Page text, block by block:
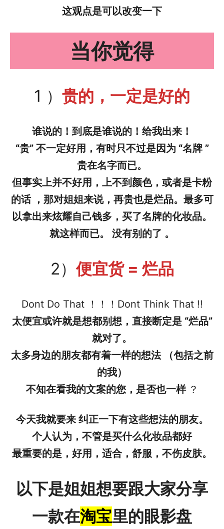
这观点是可以改变一下
当你觉得
1 ） 贵的，一定是好的
谁说的！到底是谁说的！给我出来！
“贵” 不一定好用，有时只不过是因为 “名牌 ”
贵在名字而已。
但事实上并不好用，上不到颜色，或者是卡粉
的话 ，那对姐姐来说，再贵也是烂品。最多可
以拿出来炫耀自己钱多，买了名牌的化妆品。
就这样而已。 没有别的了 。
2）便宜货 = 烂品
Dont Do That ！！！Dont Think That !!
太便宜或许就是想都别想，直接断定是 “烂品”
就对了。
太多身边的朋友都有着一样的想法 （包括之前
的我）
不知在看我的文案的您，是否也一样 ？
今天我就要来 纠正一下有这些想法的朋友。
个人认为，不管是买什么化妆品都好
最重要的是，好用，适合，舒服，不伤皮肤。
以下是姐姐想要跟大家分享
一款在淘宝里的眼影盘